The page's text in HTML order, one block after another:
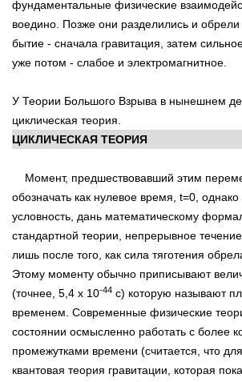
фундаментальные физические
воедино. Позже они разделились и
бытие - сначала гравитация, затем
уже потом - слабое и электромагнитное.
У Теории Большого Взрыва в нынешнем
циклическая теория.
ЦИКЛИЧЕСКАЯ ТЕОРИЯ
Момент, предшествовавший этим
обозначать как нулевое время, t=0, однако
условность, дань математическому
стандартной теории, непрерывное
лишь после того, как сила тяготения
Этому моменту обычно приписывают
(точнее, 5,4 х 10-44 с) которую называют
временем. Современные физические
состоянии осмысленно работать с более
промежутками времени (считается, что
квантовая теория гравитации, которая